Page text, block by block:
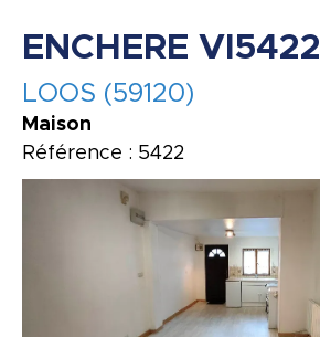
ENCHERE VI5422
LOOS (59120)
Maison
Référence : 5422